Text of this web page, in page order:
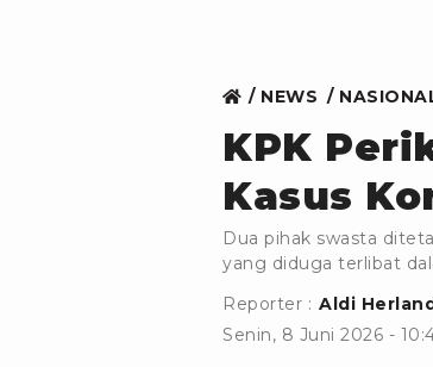
NEWS
KPK
Kasus
Dua pihak swasta
yang diduga terlibat
Reporter : Aldi
Senin, 8 Juni 2026 -